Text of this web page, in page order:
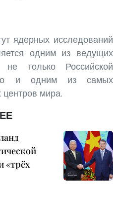
ядерных исследований
одним из ведущих
не только Российской
и одним из самых
центров мира.
«трёх